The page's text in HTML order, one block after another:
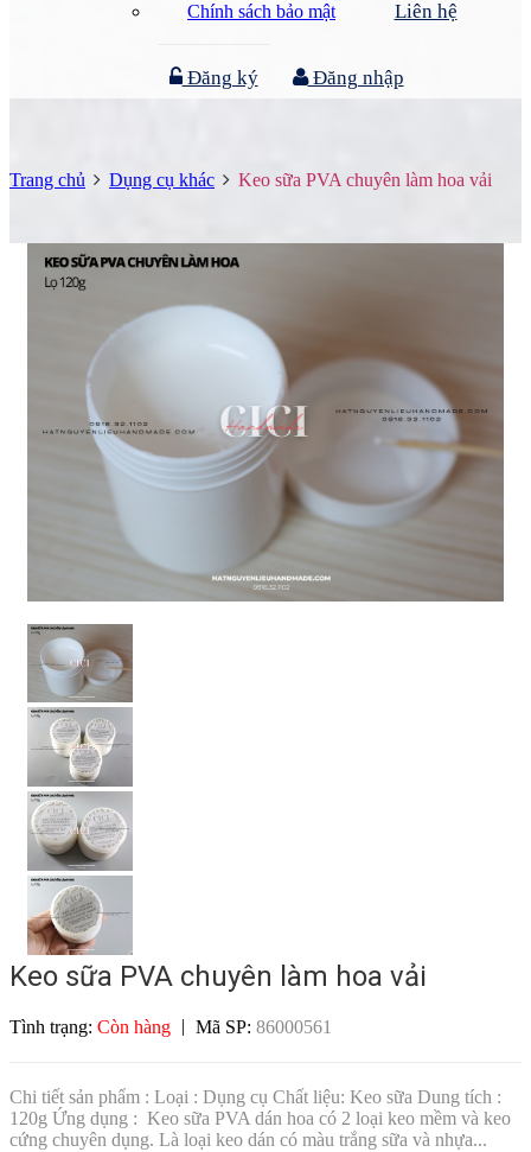
Chính sách bảo mật
Liên hệ
Đăng ký Đăng nhập
Trang chủ Dụng cụ khác Keo sữa PVA chuyên làm hoa vải
Keo sữa PVA chuyên làm hoa vải
Tình trạng: Còn hàng | Mã SP: 86000561
Chi tiết sản phẩm : Loại : Dụng cụ Chất liệu: Keo sữa Dung tích :
120g Ứng dụng : Keo sữa PVA dán hoa có 2 loại keo mềm và keo
cứng chuyên dụng. Là loại keo dán có màu trắng sữa và nhựa...